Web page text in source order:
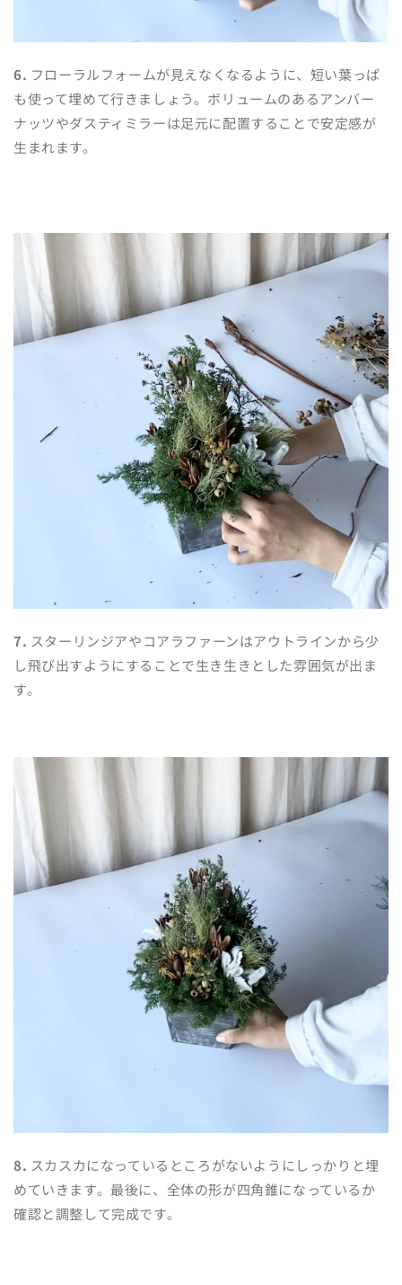
6. フローラルフォームが見えなくなるように、短い葉っぱ
も使って埋めて行きましょう。ボリュームのあるアンバー
ナッツやダスティミラーは足元に配置することで安定感が
生まれます。
7. スターリンジアやコアラファーンはアウトラインから少
し飛び出すようにすることで生き生きとした雰囲気が出ま
す。
8. スカスカになっているところがないようにしっかりと埋
めていきます。最後に、全体の形が四角錐になっているか
確認と調整して完成です。